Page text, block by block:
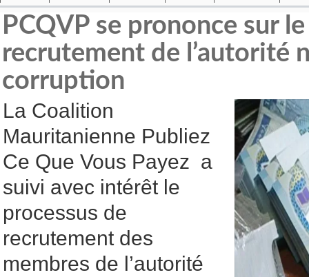
PCQVP se prononce sur
recrutement de l’autorité
corruption
La Coalition
Mauritanienne Publiez
Ce Que Vous Payez a
suivi avec intérêt le
processus de
recrutement des
membres de l’autorité